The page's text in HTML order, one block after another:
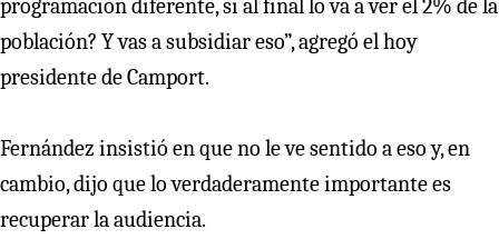
programación diferente, si al final lo va a ver el 2% de la
población? Y vas a subsidiar eso”, agregó el hoy
presidente de Camport.
Fernández insistió en que no le ve sentido a eso y, en
cambio, dijo que lo verdaderamente importante es
recuperar la audiencia.